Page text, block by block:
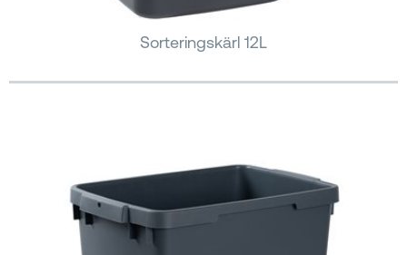
Sorteringskärl 12L